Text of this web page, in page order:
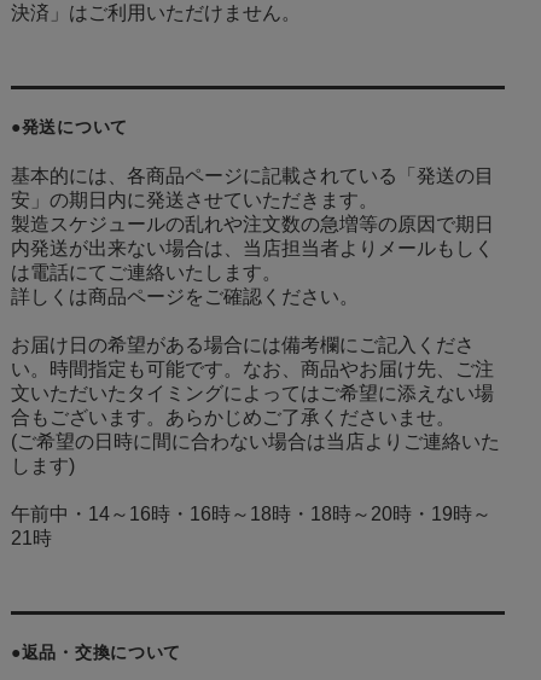
決済」はご利用いただけません。
●発送について
基本的には、各商品ページに記載されている「発送の目
安」の期日内に発送させていただきます。
製造スケジュールの乱れや注文数の急増等の原因で期日
内発送が出来ない場合は、当店担当者よりメールもしく
は電話にてご連絡いたします。
詳しくは商品ページをご確認ください。
お届け日の希望がある場合には備考欄にご記入くださ
い。時間指定も可能です。なお、商品やお届け先、ご注
文いただいたタイミングによってはご希望に添えない場
合もございます。あらかじめご了承くださいませ。
(ご希望の日時に間に合わない場合は当店よりご連絡いた
します)
午前中・14～16時・16時～18時・18時～20時・19時～
21時
●返品・交換について